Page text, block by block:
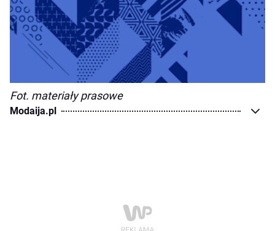
Fot. materiały prasowe
Modaija.pl